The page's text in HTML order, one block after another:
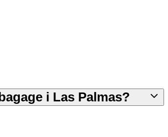
i Las Palmas?